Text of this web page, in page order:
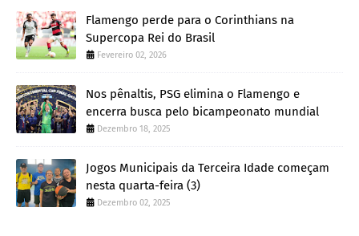
Flamengo perde para o Corinthians na
Supercopa Rei do Brasil
Fevereiro 02, 2026
Nos pênaltis, PSG elimina o Flamengo e
encerra busca pelo bicampeonato mundial
Dezembro 18, 2025
Jogos Municipais da Terceira Idade começam
nesta quarta-feira (3)
Dezembro 02, 2025